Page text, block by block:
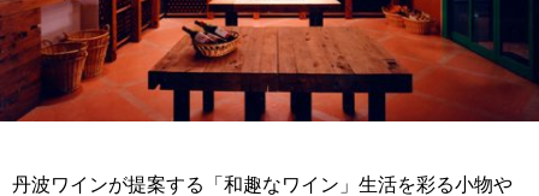
丹波ワインが提案する「和趣なワイン」生活を彩る小物や